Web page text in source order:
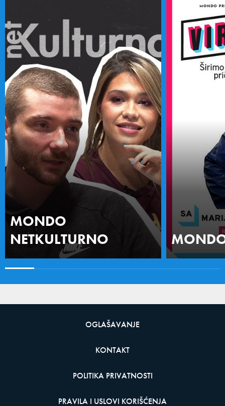
MONDO
NETKULTURNO
OGLAŠAVANJE
KONTAKT
POLITIKA PRIVATNOSTI
PRAVILA I USLOVI KORIŠĆENJA